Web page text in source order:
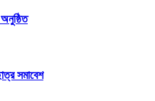
সমাবেশ